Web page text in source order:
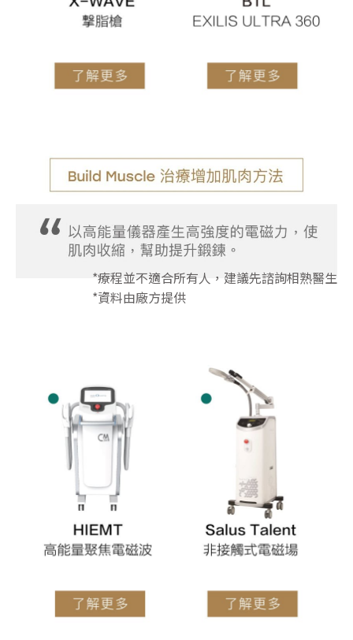
*療程並不適合所有人，建議先諮詢相熟醫生
*資料由廠方提供